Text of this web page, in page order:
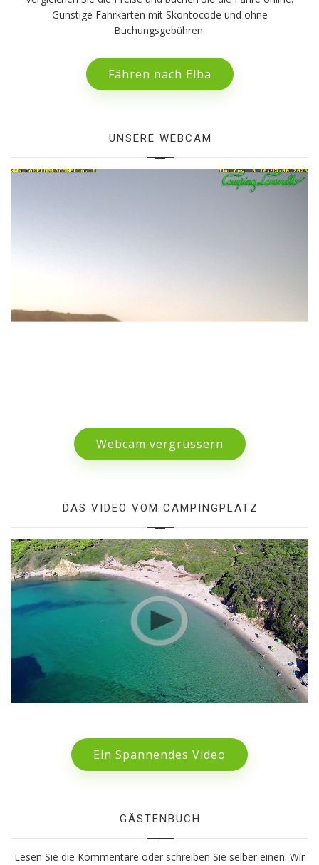
Günstige Fahrkarten mit Skontocode und ohne
Buchungsgebühren.
Fähren nach Elba
UNSERE WEBCAM
Webcam vergrüssern
DAS VIDEO VOM CAMPINGPLATZ
Ein Spannendes Video
GÄSTENBUCH
Lesen Sie die Kommentare oder schreiben Sie selber einen. Wir